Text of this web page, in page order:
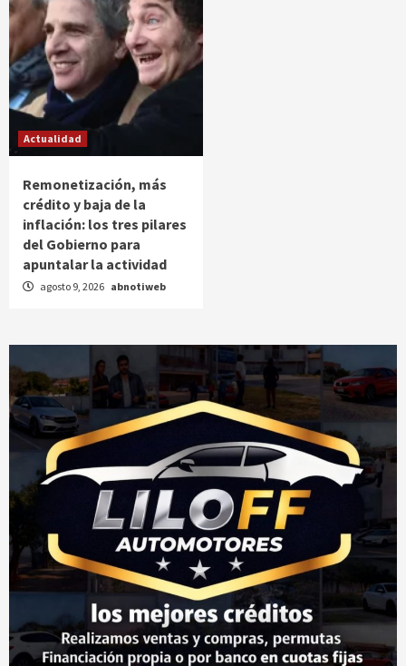
Actualidad
Remonetización, más
crédito y baja de la
inflación: los tres pilares
del Gobierno para
apuntalar la actividad
agosto 9, 2026 abnotiweb